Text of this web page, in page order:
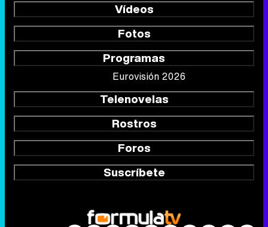
Vídeos
Fotos
Programas
Eurovisión 2026
Telenovelas
Rostros
Foros
Suscríbete